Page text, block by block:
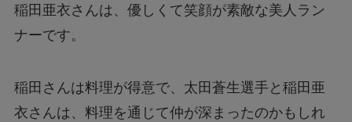
稲田亜衣さんは、優しくて笑顔が素敵な美人ラン
ナーです。
稲田さんは料理が得意で、太田蒼生選手と稲田亜
衣さんは、料理を通じて仲が深まったのかもしれ